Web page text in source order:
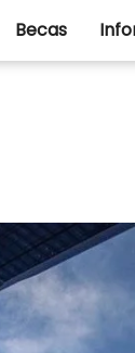
Becas